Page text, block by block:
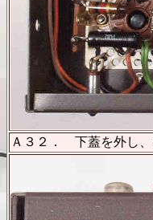
Ａ３２． 下蓋を外し